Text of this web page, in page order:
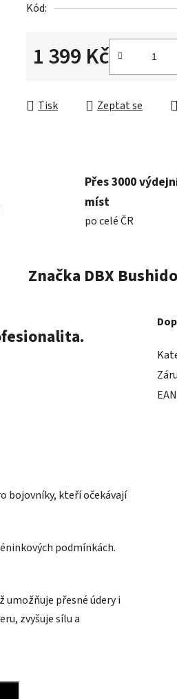
Kód:
1 399 Kč
Tisk Zeptat se
Přes 3000
míst
po celé ČR
Značka DBX Bushido
bojovníky, kteří očekávají
podmínkách.
přesné údery i
zvyšuje sílu a
EAN